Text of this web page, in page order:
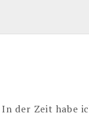
der Zeit habe